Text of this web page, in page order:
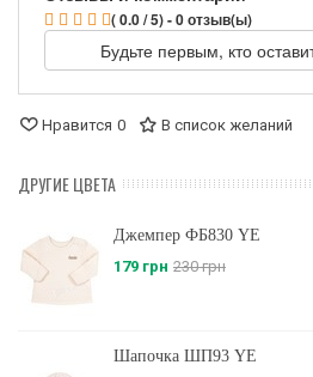
( 0.0 / 5) - 0 отзыв(ы)
Будьте первым, кто
Нравится 0 В список желаний
ДРУГИЕ ЦВЕТА
Джемпер ФБ830 YE
179 грн 230 грн
Шапочка ШП93 YE